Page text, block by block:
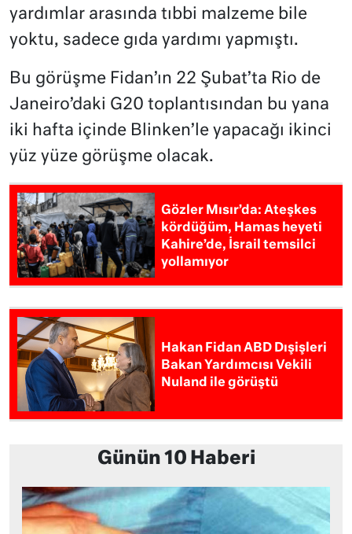
yardımlar arasında tıbbi malzeme bile
yoktu, sadece gıda yardımı yapmıştı.
Bu görüşme Fidan’ın 22 Şubat’ta Rio de
Janeiro’daki G20 toplantısından bu yana
iki hafta içinde Blinken’le yapacağı ikinci
yüz yüze görüşme olacak.
Gözler Mısır’da: Ateşkes
kördüğüm, Hamas heyeti
Kahire’de, İsrail temsilci
yollamıyor
Hakan Fidan ABD Dışişleri
Bakan Yardımcısı Vekili
Nuland ile görüştü
Günün 10 Haberi